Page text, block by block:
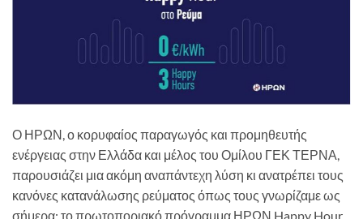
Ο ΗΡΩΝ, ο κορυφαίος παραγωγός και προμηθευτής
ενέργειας στην Ελλάδα και μέλος του Ομίλου ΓΕΚ ΤΕΡΝΑ,
παρουσιάζει μια ακόμη αναπάντεχη λύση κι ανατρέπει τους
κανόνες κατανάλωσης ρεύματος όπως τους γνωρίζαμε ως
σήμερα: το πρωτοποριακό πρόγραμμα ΗΡΩΝ Happy Hour,